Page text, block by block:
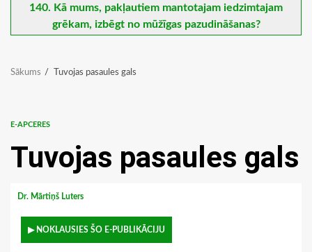
140. Kā mums, pakļautiem mantotajam iedzimtajam
grēkam, izbēgt no mūžīgas pazudināšanas?
Sākums Tuvojas pasaules gals
E-APCERES
Tuvojas pasaules gals
Dr. Mārtiņš Luters
▶ NOKLAUSIES ŠO E-PUBLIKĀCIJU